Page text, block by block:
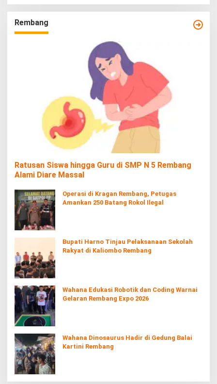
Rembang
Ratusan Siswa hingga Guru di SMP N 5 Rembang
Alami Diare Massal
Operasi di Kragan Rembang, Petugas
Amankan 250 Batang Rokol Ilegal
Bupati Harno Tinjau Pelaksanaan Sekolah
Rakyat di Kaliombo Rembang
Wahana Edukasi Robotik dan Coding Warnai
Gelaran Rembang Expo 2026
Wahana Dinosaurus Hadir di Gedung Balai
Kartini Rembang